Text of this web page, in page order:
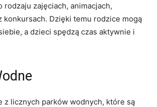
rodzaju ⁤zajęciach,⁣ animacjach,
konkursach. Dzięki ‌temu⁢ rodzice mogą
a dzieci spędzą czas aktywnie i
⁢z licznych ‌parków⁢ wodnych, które są